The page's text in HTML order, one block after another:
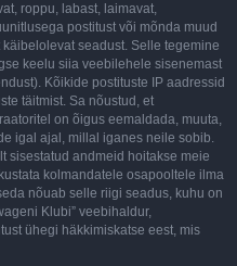
roppu, labast, laimavat,
postitust või mõnda muud
seadust. Selle tegemine
keelu siia veebilehele sisenemast
Kõikide postituste IP aadressid
täitmist. Sa nõustud, et
on õigus eemaldada, muuta,
igal ajal, millal iganes neile sobib.
sisestatud andmeid hoitakse meie
kolmandatele osapooltele ilma
nõuab selle riigi seadus, kuhu on
Klubi” veebihaldur,
ühegi häkkimiskatse eest, mis